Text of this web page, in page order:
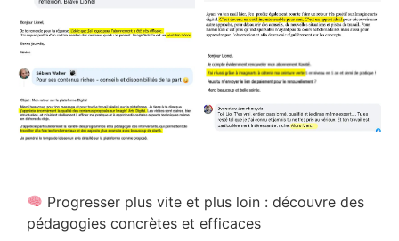
Progresser plus vite et plus loin : découvre des
pédagogies concrètes et efficaces